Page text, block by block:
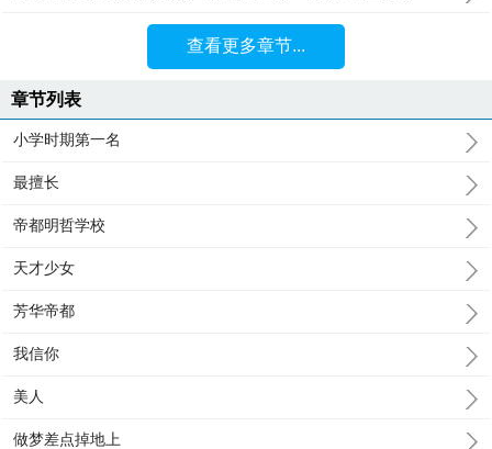
查看更多章节...
章节列表
小学时期第一名
最擅长
帝都明哲学校
天才少女
芳华帝都
我信你
美人
做梦差点掉地上